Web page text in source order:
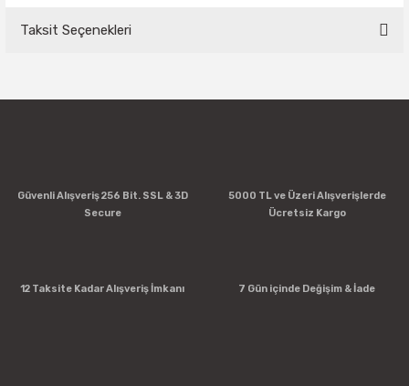
Yorum Yaz
Taksit Seçenekleri
Güvenli Alışveriş 256 Bit. SSL & 3D
Secure
5000 TL ve Üzeri Alışverişlerde
Ücretsiz Kargo
12 Taksite Kadar Alışveriş İmkanı 7 Gün içinde Değişim & İade